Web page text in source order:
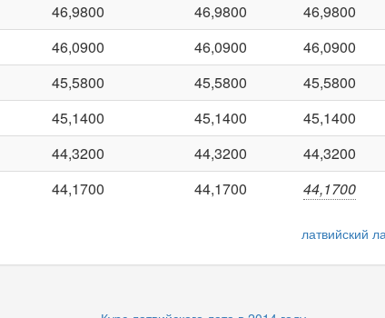
46,9800 46,9800 46,9800
46,0900 46,0900 46,0900
45,5800 45,5800 45,5800
45,1400 45,1400 45,1400
44,3200 44,3200 44,3200
44,1700 44,1700 44,1700
латвийский